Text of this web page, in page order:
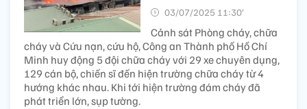
03/07/2025 11:30’
Cảnh sát Phòng cháy, chữa
cháy và Cứu nạn, cứu hộ, Công an Thành phố Hồ Chí
Minh huy động 5 đội chữa cháy với 29 xe chuyên dụng,
129 cán bộ, chiến sĩ đến hiện trường chữa cháy từ 4
hướng khác nhau. Khi tới hiện trường đám cháy đã
phát triển lớn, sụp tường.